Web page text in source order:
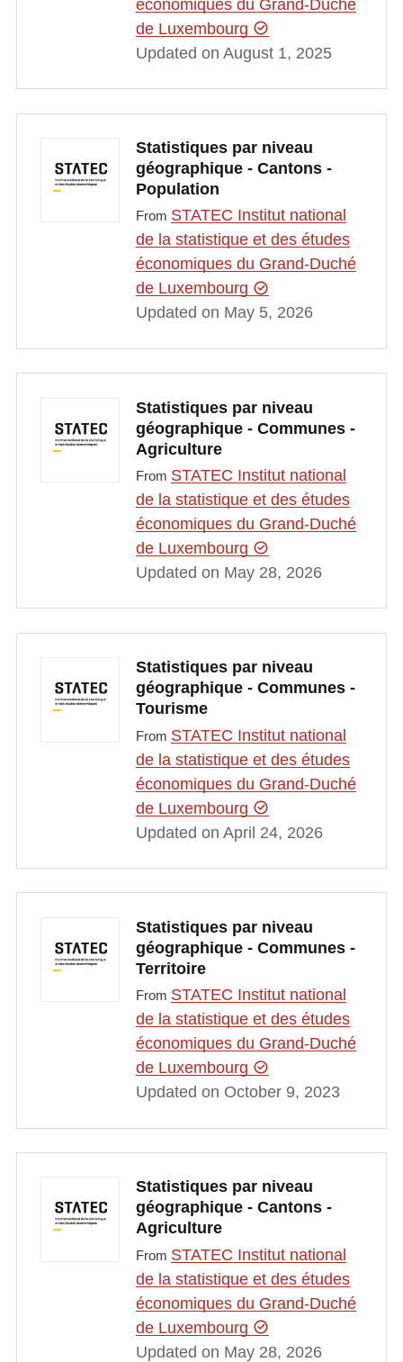
économiques du Grand-Duché
de Luxembourg
Updated on August 1, 2025
Statistiques par niveau
géographique - Cantons -
Population
From STATEC Institut national
de la statistique et des études
économiques du Grand-Duché
de Luxembourg
Updated on May 5, 2026
Statistiques par niveau
géographique - Communes -
Agriculture
From STATEC Institut national
de la statistique et des études
économiques du Grand-Duché
de Luxembourg
Updated on May 28, 2026
Statistiques par niveau
géographique - Communes -
Tourisme
From STATEC Institut national
de la statistique et des études
économiques du Grand-Duché
de Luxembourg
Updated on April 24, 2026
Statistiques par niveau
géographique - Communes -
Territoire
From STATEC Institut national
de la statistique et des études
économiques du Grand-Duché
de Luxembourg
Updated on October 9, 2023
Statistiques par niveau
géographique - Cantons -
Agriculture
From STATEC Institut national
de la statistique et des études
économiques du Grand-Duché
de Luxembourg
Updated on May 28, 2026